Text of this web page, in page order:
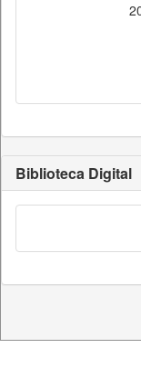
Biblioteca Digital